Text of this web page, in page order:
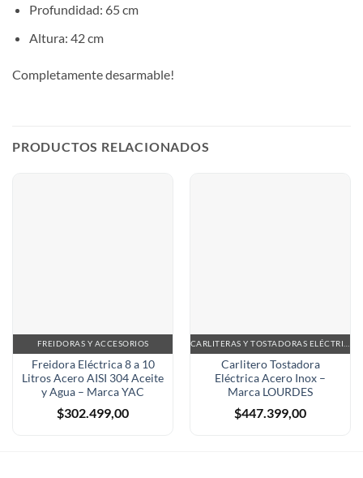
Profundidad: 65 cm
Altura: 42 cm
Completamente desarmable!
PRODUCTOS RELACIONADOS
FREIDORAS Y ACCESORIOS
Freidora Eléctrica 8 a 10
Litros Acero AISI 304 Aceite
y Agua – Marca YAC
$302.499,00
Carlitero Tostadora
Eléctrica Acero Inox –
Marca LOURDES
$447.399,00